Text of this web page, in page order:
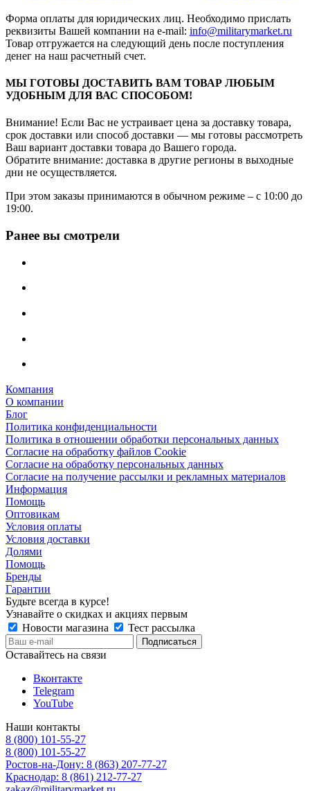
Форма оплаты для юридических лиц. Необходимо прислать
реквизиты Вашей компании на е-mail: info@militarymarket.ru
Товар отгружается на следующий день после поступления
денег на наш расчетный счет.
МЫ ГОТОВЫ ДОСТАВИТЬ ВАМ ТОВАР ЛЮБЫМ
УДОБНЫМ ДЛЯ ВАС СПОСОБОМ!
Внимание! Если Вас не устраивает цена за доставку товара,
срок доставки или способ доставки — мы готовы рассмотреть
Ваш вариант доставки товара до Вашего города.
Обратите внимание: доставка в другие регионы в выходные
дни не осуществляется.
При этом заказы принимаются в обычном режиме – с 10:00 до
19:00.
Ранее вы смотрели
Компания
О компании
Блог
Политика конфиденциальности
Политика в отношении обработки персональных данных
Согласие на обработку файлов Cookie
Согласие на обработку персональных данных
Согласие на получение рассылки и рекламных материалов
Информация
Помощь
Оптовикам
Условия оплаты
Условия доставки
Долями
Помощь
Бренды
Гарантии
Будьте всегда в курсе!
Узнавайте о скидках и акциях первым
Новости магазина
Тест рассылка
Оставайтесь на связи
Вконтакте
Telegram
YouTube
Наши контакты
8 (800) 101-55-27
8 (800) 101-55-27
Ростов-на-Дону: 8 (863) 207-77-27
Краснодар: 8 (861) 212-77-27